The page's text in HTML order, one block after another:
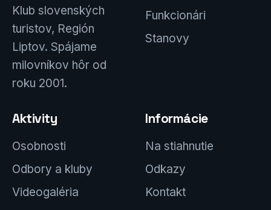
Klub slovenských
turistov, Región
Liptov. Spájame
milovníkov hôr od
roku 2001.
Funkcionári
Stanovy
Aktivity
Osobnosti
Odbory a kluby
Videogaléria
Informácie
Na stiahnutie
Odkazy
Kontakt